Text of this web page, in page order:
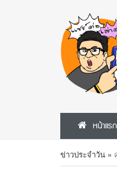
หน้าแรก
ข่าวประจำวัน »